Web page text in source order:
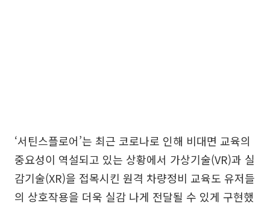
‘서틴스플로어’는 최근 코로나로 인해 비대면 교육의
중요성이 역설되고 있는 상황에서 가상기술(VR)과 실
감기술(XR)을 접목시킨 원격 차량정비 교육도 유저들
의 상호작용을 더욱 실감 나게 전달될 수 있게 구현했